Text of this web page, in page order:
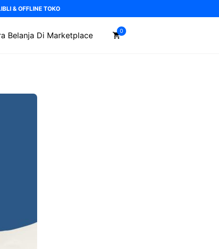
& OFFLINE TOKO
Belanja Di Marketplace 0